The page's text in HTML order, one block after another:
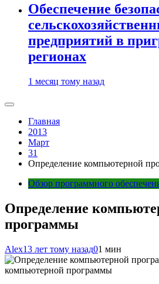
Обеспечение
предприятий в
регионах
1 месяц тому назад
Главная
2013
Март
31
Определение компьютерной
Обзор программного
Определение
программы
Alex13 лет тому назад01 мин
компьютерной программы